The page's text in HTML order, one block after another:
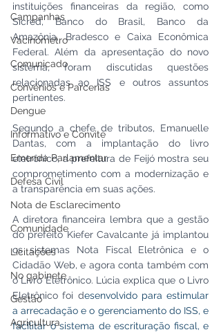
Campanhas
Vacinômetro
Comunicado
Convênios e Parcerias
Dengue
Informativo e Convite
Emenda Parlamentar
Defesa Civil
Nota de Esclarecimento
Comunidade
Licitações
No gabinete
Gestão
Agricultura
instituições financeiras da região, como
Sicred, Banco do Brasil, Banco da
Amazônia, Bradesco e Caixa Econômica
Federal. Além da apresentação do novo
sistema, foram discutidas questões
relacionadas ao ISS e outros assuntos
pertinentes.
Segundo a chefe de tributos, Emanuelle
Dantas, com a implantação do livro
eletrônico, a prefeitura de Feijó mostra seu
comprometimento com a modernização e
a transparência em suas ações.
A diretora financeira lembra que a gestão
do prefeito Kiefer Cavalcante já implantou
os sistemas Nota Fiscal Eletrônica e o
Cidadão Web, e agora conta também com
o Livro Eletrônico. Lúcia explica que o Livro
Eletrônico foi desenvolvido para estimular
a arrecadação e o gerenciamento do ISS, e
facilitar o sistema de escrituração fiscal, e